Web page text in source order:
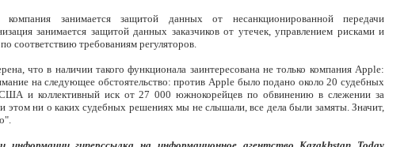
компания занимается защитой данных от несанкционированной передачи
занимается защитой данных заказчиков от утечек, управлением рисками и
соответствию требованиям регуляторов.
что в наличии такого функционала заинтересована не только компания Apple:
на следующее обстоятельство: против Apple было подано около 20 судебных
и коллективный иск от 27 000 южнокорейцев по обвинению в слежении за
этом ни о каких судебных решениях мы не слышали, все дела были замяты. Значит,